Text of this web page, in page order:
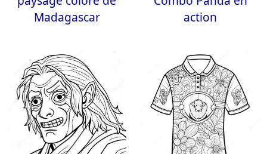
Madagascar
action